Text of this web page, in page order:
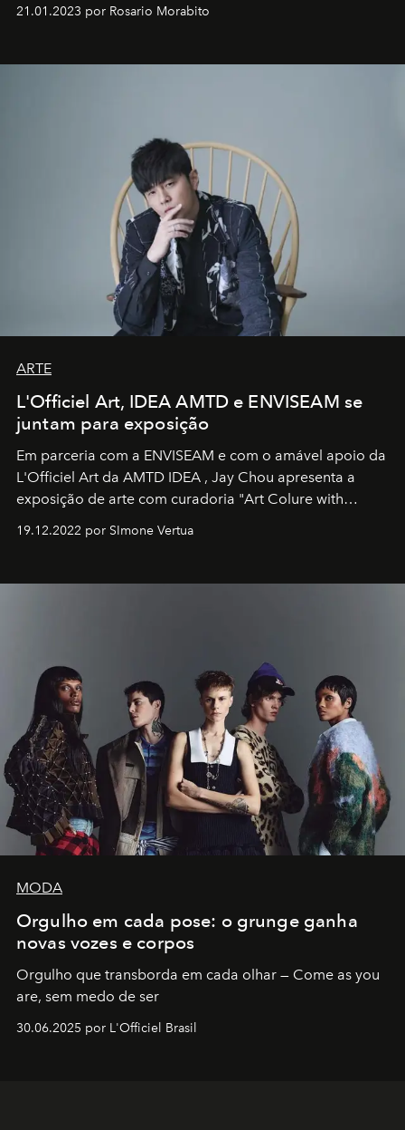
21.01.2023 por Rosario Morabito
ARTE
L'Officiel Art, IDEA AMTD e ENVISEAM se
juntam para exposição
Em parceria com a ENVISEAM e com o amável apoio da
L'Officiel Art da AMTD IDEA , Jay Chou apresenta a
exposição de arte com curadoria "Art Colure with
19.12.2022 por SImone Vertua
MODA
Orgulho em cada pose: o grunge ganha
novas vozes e corpos
Orgulho que transborda em cada olhar — Come as you
are, sem medo de ser
30.06.2025 por L'Officiel Brasil